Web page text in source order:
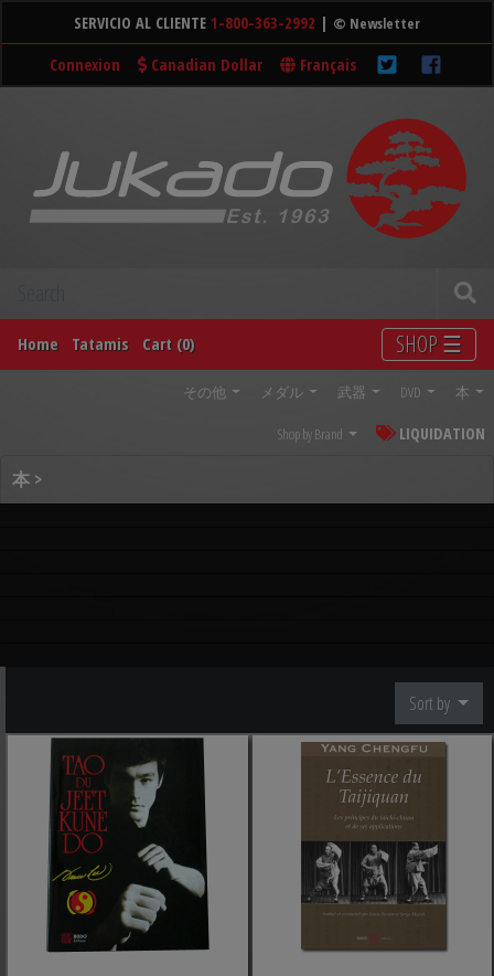
SERVICIO AL CLIENTE 1-800-363-2992 | © Newsletter
Français
Canadian Dollar
Connexion
Home Tatamis Cart (0) SHOP ☰
本
DVD
武器
メダル
その他
LIQUIDATION
Shop by Brand
本 >
Sort by